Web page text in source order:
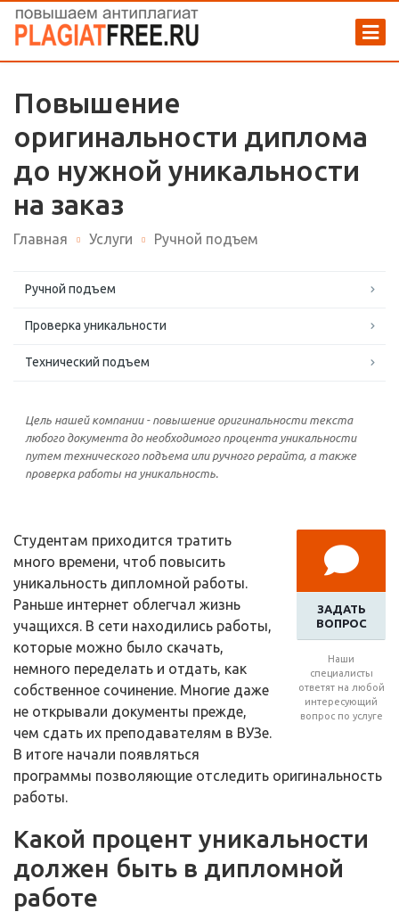
Повышение
оригинальности диплома
до нужной уникальности
на заказ
Главная Услуги Ручной подъем
Ручной подъем
Проверка уникальности
Технический подъем
Цель нашей компании - повышение оригинальности текста
любого документа до необходимого процента уникальности
путем технического подъема или ручного рерайта, а также
проверка работы на уникальность.
ЗАДАТЬ
ВОПРОС
Наши
специалисты
ответят на любой
интересующий
вопрос по услуге
Студентам приходится тратить
много времени, чтоб повысить
уникальность дипломной работы.
Раньше интернет облегчал жизнь
учащихся. В сети находились работы,
которые можно было скачать,
немного переделать и отдать, как
собственное сочинение. Многие даже
не открывали документы прежде,
чем сдать их преподавателям в ВУЗе.
В итоге начали появляться
программы позволяющие отследить оригинальность
работы.
Какой процент уникальности
должен быть в дипломной
работе